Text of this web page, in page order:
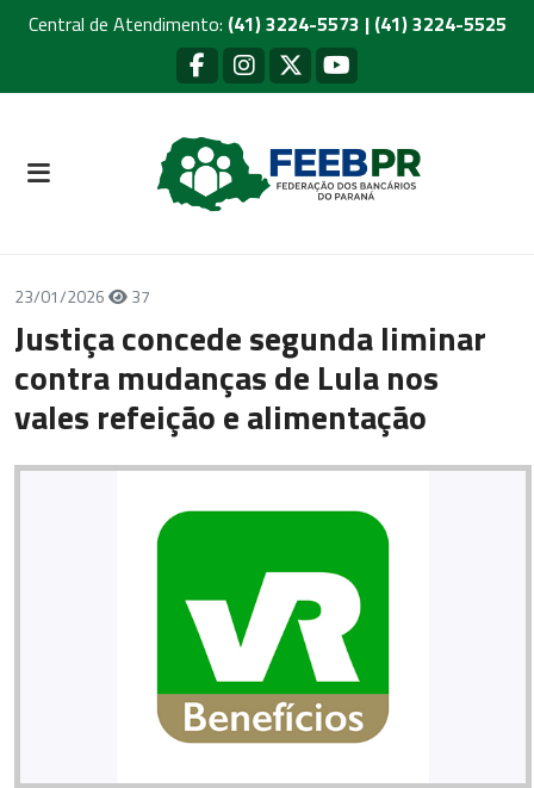
Central de Atendimento: (41) 3224-5573 | (41) 3224-5525
23/01/2026 37
Justiça concede segunda liminar
contra mudanças de Lula nos
vales refeição e alimentação